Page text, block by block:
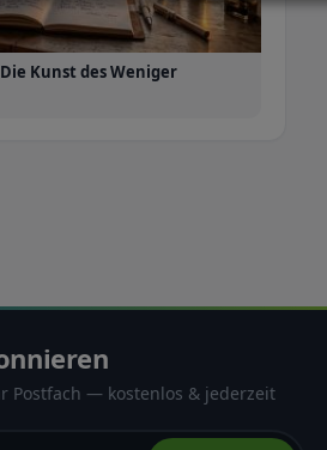
Kunst des Weniger
Postfach — kostenlos & jederzeit